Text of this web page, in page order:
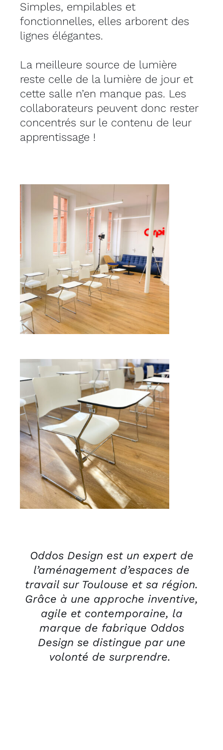
Simples, empilables et
fonctionnelles, elles arborent des
lignes élégantes.
La meilleure source de lumière
reste celle de la lumière de jour et
cette salle n’en manque pas. Les
collaborateurs peuvent donc rester
concentrés sur le contenu de leur
apprentissage !
Oddos Design est un expert de
l’aménagement d’espaces de
travail sur Toulouse et sa région.
Grâce à une approche inventive,
agile et contemporaine, la
marque de fabrique Oddos
Design se distingue par une
volonté de surprendre.